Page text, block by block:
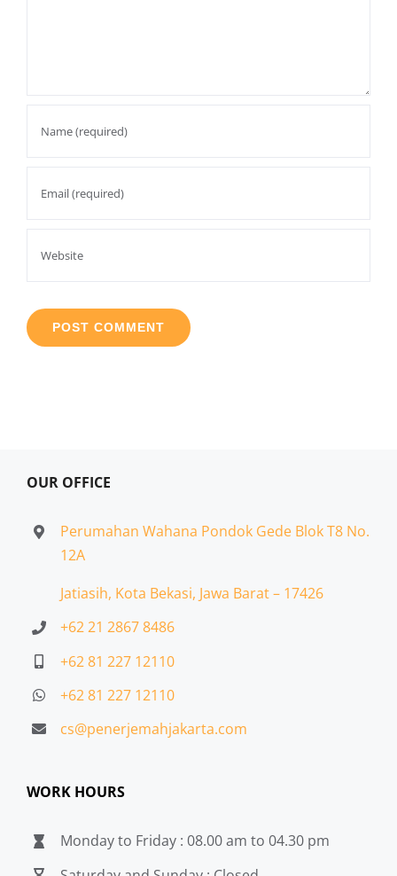
OUR OFFICE
Perumahan Wahana Pondok Gede Blok T8 No.
12A
Jatiasih, Kota Bekasi, Jawa Barat – 17426
+62 21 2867 8486
+62 81 227 12110
+62 81 227 12110
cs@penerjemahjakarta.com
WORK HOURS
Monday to Friday : 08.00 am to 04.30 pm